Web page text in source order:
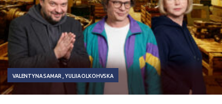
VALENTYNA SAMAR YULIIA OLKOHVSKA